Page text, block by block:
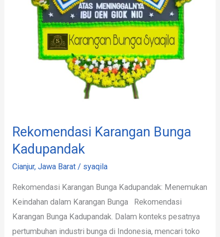
Rekomendasi Karangan Bunga
Kadupandak
Cianjur,Jawa Barat / syaqila
Rekomendasi Karangan Bunga Kadupandak: Menemukan
Keindahan dalam Karangan Bunga Rekomendasi
Karangan Bunga Kadupandak. Dalam konteks pesatnya
pertumbuhan industri bunga di Indonesia, mencari toko